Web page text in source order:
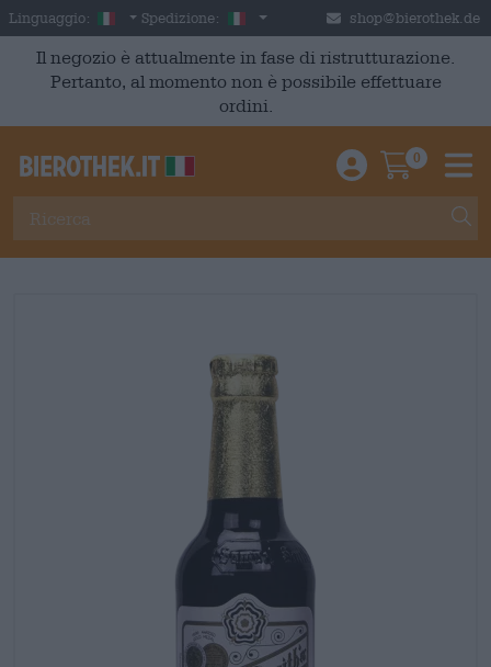
Skip to main content
Linguaggio: Italian
Spedizione: Italia shop@bierothek.de
Il negozio è attualmente in fase di ristrutturazione.
Pertanto, al momento non è possibile effettuare
ordini.
Einloggen /
0